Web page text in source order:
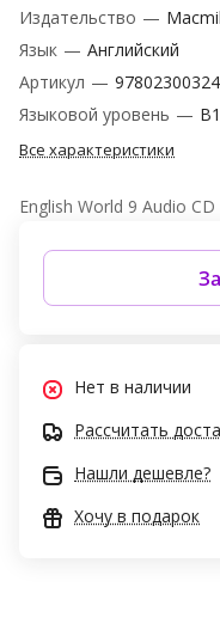
Издательство —
Язык — Английский
Артикул —
Языковой уровень —
Все характеристики
English World 9 Audio CD
Нет в наличии
Рассчитать
Нашли дешевле?
Хочу в подарок